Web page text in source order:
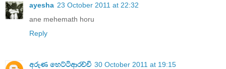
ayesha 23 October 2011 at 22:32
ane mehemath horu
Reply
අරුණ හෙට්ටිආරච්චි 30 October 2011 at 19:15